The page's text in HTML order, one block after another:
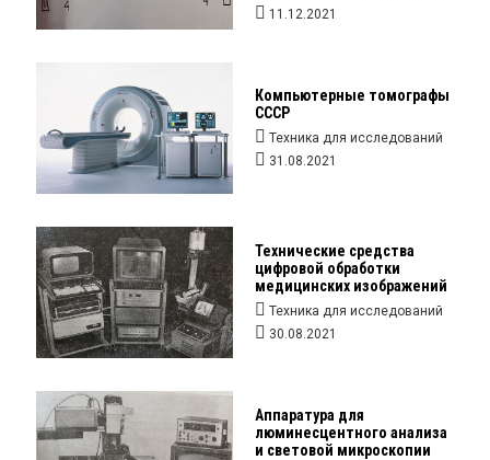
11.12.2021
Компьютерные томографы
СССР
Техника для исследований
31.08.2021
Технические средства
цифровой обработки
медицинских изображений
Техника для исследований
30.08.2021
Аппаратура для
люминесцентного анализа
и световой микроскопии